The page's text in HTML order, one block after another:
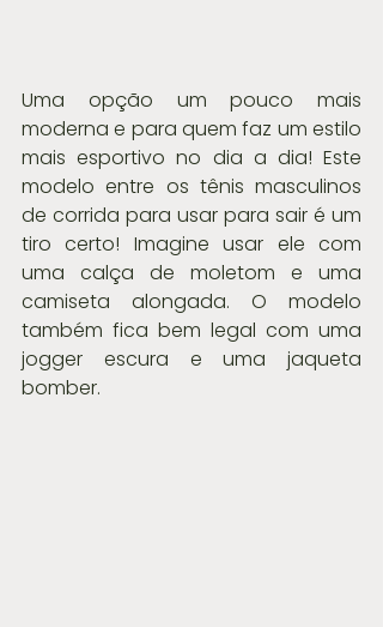
Uma opção um pouco mais
moderna e para quem faz um estilo
mais esportivo no dia a dia! Este
modelo entre os tênis masculinos
de corrida para usar para sair é um
tiro certo! Imagine usar ele com
uma calça de moletom e uma
camiseta alongada. O modelo
também fica bem legal com uma
jogger escura e uma jaqueta
bomber.